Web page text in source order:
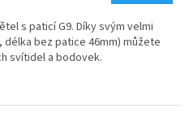
s paticí G9. Díky svým velmi
bez patice 46mm) můžete
svítidel a bodovek.